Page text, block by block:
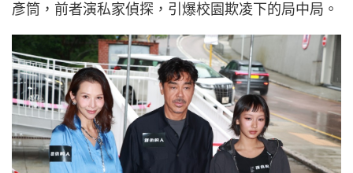
彥筒，前者演私家偵探，引爆校園欺凌下的局中局。